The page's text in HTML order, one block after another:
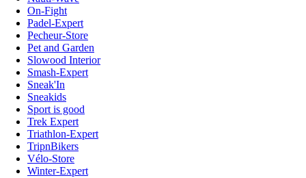
On-Fight
Padel-Expert
Pecheur-Store
Pet and Garden
Slowood Interior
Smash-Expert
Sneak'In
Sneakids
Sport is good
Trek Expert
Triathlon-Expert
TripnBikers
Vélo-Store
Winter-Expert